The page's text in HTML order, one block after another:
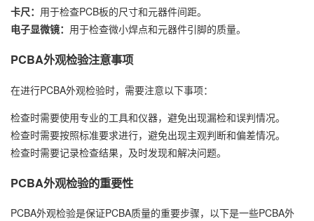
卡尺： 用于检查PCB板的尺寸和元器件间距。
电子显微镜： 用于检查微小焊点和元器件引脚的质量。
PCBA外观检验注意事项
在进行PCBA外观检验时，需要注意以下事项：
检查时需要使用专业的工具和仪器，避免出现漏检和误判情况。
检查时需要按照标准要求进行，避免出现主观判断和偏差情况。
检查时需要记录检查结果，及时发现和解决问题。
PCBA外观检验的重要性
PCBA外观检验是保证PCBA质量的重要步骤，以下是一些PCBA外